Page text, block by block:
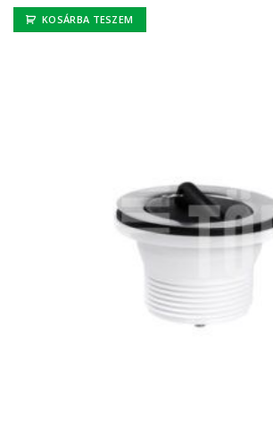
KOSÁRBA TESZEM